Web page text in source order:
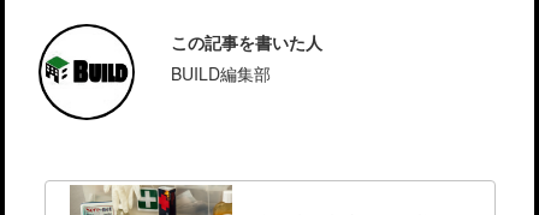
この記事を書いた人
BUILD編集部